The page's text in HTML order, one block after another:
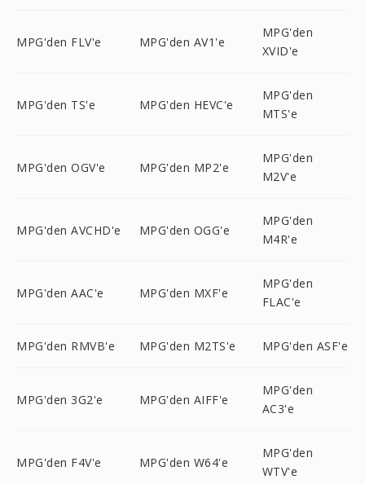
MPG'den FLV'e MPG'den AV1'e
MPG'den
XVID'e
MPG'den TS'e MPG'den HEVC'e
MPG'den
MTS'e
MPG'den OGV'e MPG'den MP2'e
MPG'den
M2V'e
MPG'den AVCHD'e MPG'den OGG'e
MPG'den
M4R'e
MPG'den AAC'e MPG'den MXF'e
MPG'den
FLAC'e
MPG'den RMVB'e MPG'den M2TS'e MPG'den ASF'e
MPG'den 3G2'e MPG'den AIFF'e
MPG'den
AC3'e
MPG'den F4V'e MPG'den W64'e
MPG'den
WTV'e